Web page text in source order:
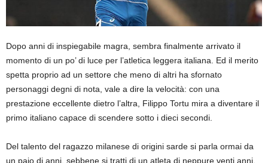
Dopo anni di inspiegabile magra, sembra finalmente arrivato il
momento di un po’ di luce per l’atletica leggera italiana. Ed il merito
spetta proprio ad un settore che meno di altri ha sfornato
personaggi degni di nota, vale a dire la velocità: con una
prestazione eccellente dietro l’altra, Filippo Tortu mira a diventare il
primo italiano capace di scendere sotto i dieci secondi.
Del talento del ragazzo milanese di origini sarde si parla ormai da
un paio di anni, sebbene si tratti di un atleta di neppure venti anni.